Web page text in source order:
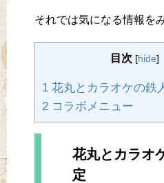
それでは気になる情報を
目次 [hide]
1 花丸とカラオケの鉄
2 コラボメニュー
花丸とカラオ
定